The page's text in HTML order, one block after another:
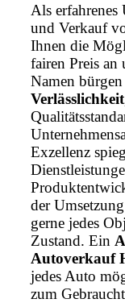
Als
und Verkauf
Ihnen die
fairen Preis an
Namen
Verlässlichkeit
Exzellenz
der
gerne jedes
Zustand. Ein
Autoverkauf
jedes Auto
zum